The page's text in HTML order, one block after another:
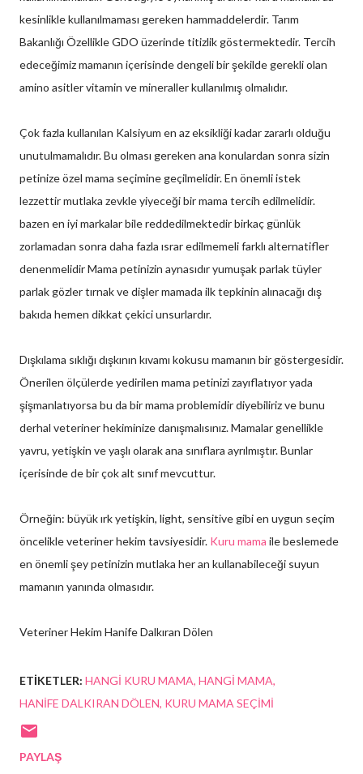
kesinlikle kullanılmaması gereken hammaddelerdir. Tarım
Bakanlığı Özellikle GDO üzerinde titizlik göstermektedir. Tercih
edeceğimiz mamanın içerisinde dengeli bir şekilde gerekli olan
amino asitler vitamin ve mineraller kullanılmış olmalıdır.
Çok fazla kullanılan Kalsiyum en az eksikliği kadar zararlı olduğu
unutulmamalıdır. Bu olması gereken ana konulardan sonra sizin
petinize özel mama seçimine geçilmelidir. En önemli istek
lezzettir mutlaka zevkle yiyeceği bir mama tercih edilmelidir.
bazen en iyi markalar bile reddedilmektedir birkaç günlük
zorlamadan sonra daha fazla ısrar edilmemeli farklı alternatifler
denenmelidir Mama petinizin aynasıdır yumuşak parlak tüyler
parlak gözler tırnak ve dişler mamada ilk tepkinin alınacağı dış
bakıda hemen dikkat çekici unsurlardır.
Dışkılama sıklığı dışkının kıvamı kokusu mamanın bir göstergesidir.
Önerilen ölçülerde yedirilen mama petinizi zayıflatıyor yada
şişmanlatıyorsa bu da bir mama problemidir diyebiliriz ve bunu
derhal veteriner hekiminize danışmalısınız. Mamalar genellikle
yavru, yetişkin ve yaşlı olarak ana sınıflara ayrılmıştır. Bunlar
içerisinde de bir çok alt sınıf mevcuttur.
Örneğin: büyük ırk yetişkin, light, sensitive gibi en uygun seçim
öncelikle veteriner hekim tavsiyesidir. Kuru mama ile beslemede
en önemli şey petinizin mutlaka her an kullanabileceği suyun
mamanın yanında olmasıdır.
Veteriner Hekim Hanife Dalkıran Dölen
ETIKETLER: HANGI KURU MAMA HANGI MAMA
HANIFE DALKIRAN DÖLEN KURU MAMA SEÇIMI
PAYLAŞ